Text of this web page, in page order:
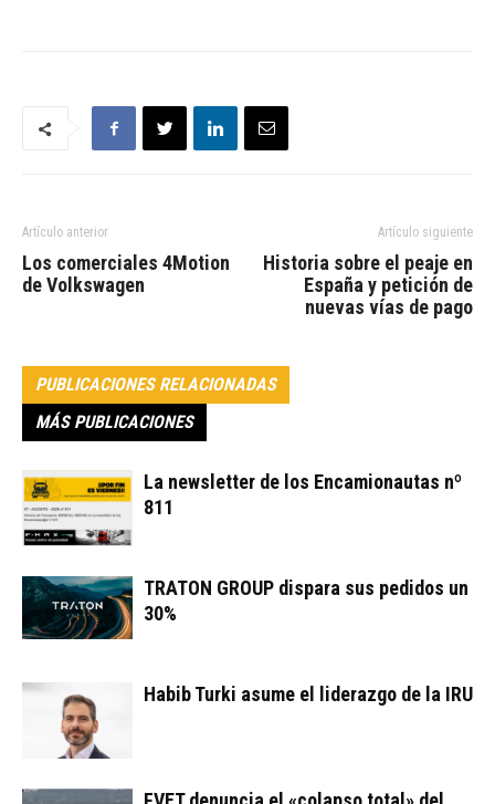
Artículo anterior
Los comerciales 4Motion
de Volkswagen
Artículo siguiente
Historia sobre el peaje en
España y petición de
nuevas vías de pago
PUBLICACIONES RELACIONADAS
MÁS PUBLICACIONES
La newsletter de los Encamionautas nº
811
TRATON GROUP dispara sus pedidos un
30%
Habib Turki asume el liderazgo de la IRU